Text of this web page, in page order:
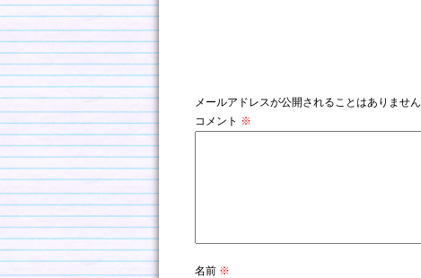
メールアドレスが公開されることはありません
コメント ※
名前 ※